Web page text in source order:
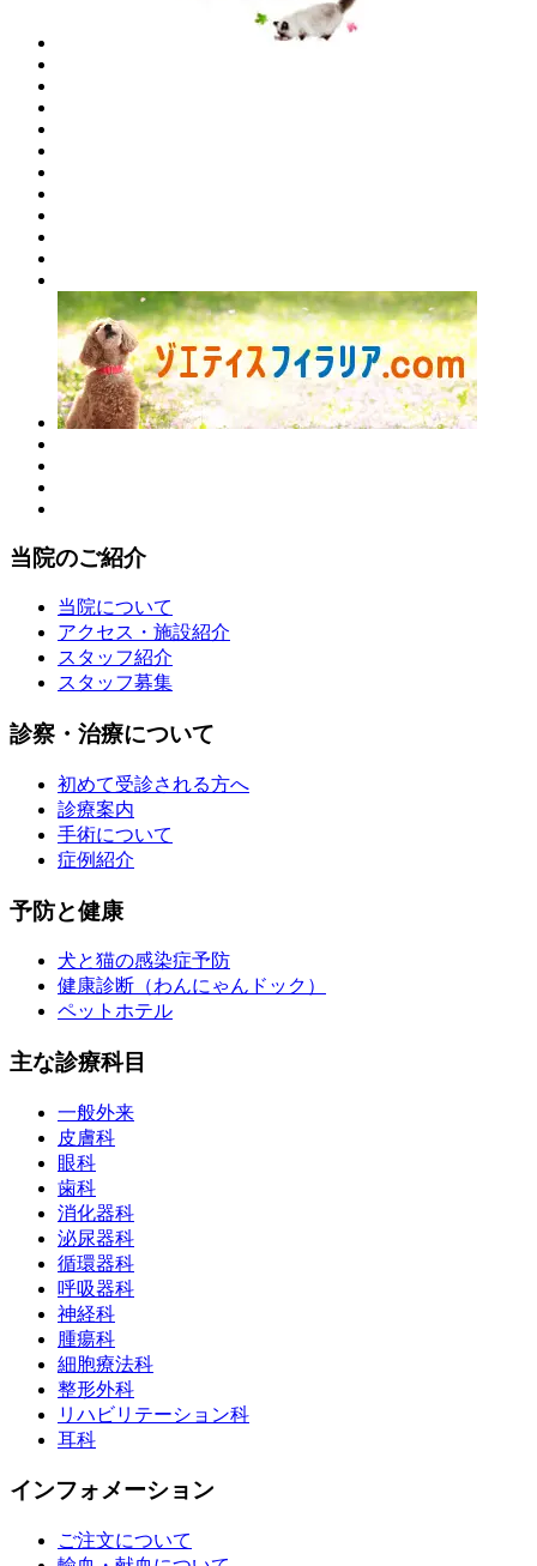
当院のご紹介
当院について
アクセス・施設紹介
スタッフ紹介
スタッフ募集
診察・治療について
初めて受診される方へ
診療案内
手術について
症例紹介
予防と健康
犬と猫の感染症予防
健康診断（わんにゃんドック）
ペットホテル
主な診療科目
一般外来
皮膚科
眼科
歯科
消化器科
泌尿器科
循環器科
呼吸器科
神経科
腫瘍科
細胞療法科
整形外科
リハビリテーション科
耳科
インフォメーション
ご注文について